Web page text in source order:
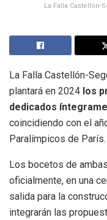
La Falla Castellón-
La Falla Castellón-
plantará en 2024 los
dedicados
coincidiendo con el
Paralímpicos de París.
Los bocetos de
oficialmente, en una
salida para la
integrarán las